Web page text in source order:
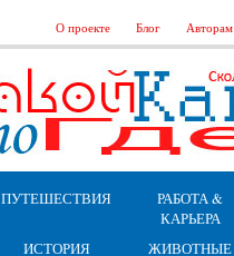
О проекте Блог Авторам
ПУТЕШЕСТВИЯ
РАБОТА &
КАРЬЕРА
ИСТОРИЯ ЖИВОТНЫЕ